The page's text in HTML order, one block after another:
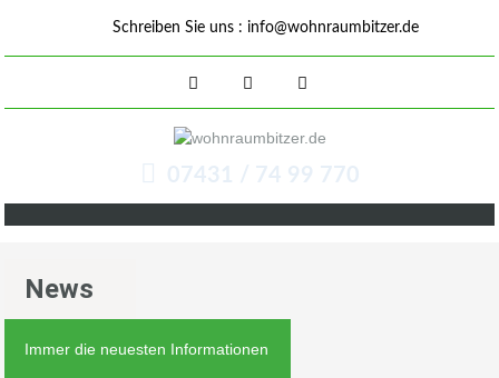
Schreiben Sie uns : info@wohnraumbitzer.de
07431 / 74 99 770
News
Immer die neuesten Informationen